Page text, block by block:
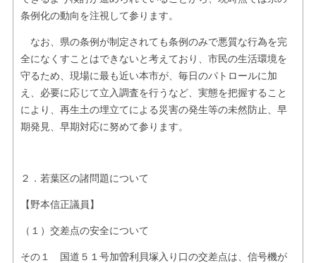
条例化の動向を注視して参ります。
なお、県の条例が制定されても条例のみで悪質な行為を完
全になくすことはできないと考えており、市民の生活環境を
守るため、現場に最も近い本市が、毎日のパトロールに加
え、必要に応じて立入調査を行うなど、実態を把握すること
により、再生土の埋立てによる災害の発生等の未然防止、早
期発見、早期対応に努めて参ります。
２．若葉区の諸問題について
【野本信正議員】
（１）交差点の安全について
その１ 国道５１号加曽利貝塚入り口の交差点は、信号機が